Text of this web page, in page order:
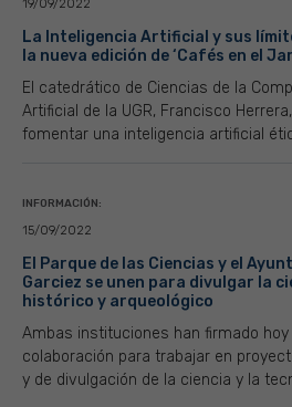
19/09/2022
La Inteligencia Artificial y sus
la nueva edición de ‘Cafés en el
El catedrático de Ciencias de la
Artificial de la UGR, Francisco
fomentar una inteligencia artificial
INFORMACIÓN:
15/09/2022
El Parque de las Ciencias y el
Garciez se unen para divulgar la
histórico y arqueológico
Ambas instituciones han firmado
colaboración para trabajar en
y de divulgación de la ciencia y la